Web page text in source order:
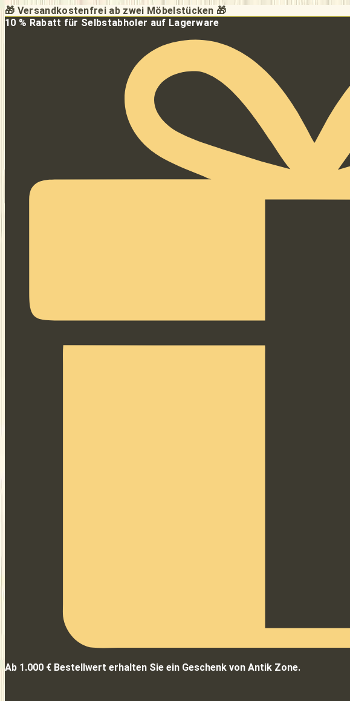
Zum
Inhalt
🎁 Versandkostenfrei ab zwei Möbelstücken 🎁
10 % Rabatt für Selbstabholer auf Lagerware
Ab 1.000 € Bestellwert erhalten Sie ein Geschenk von Antik Zone.